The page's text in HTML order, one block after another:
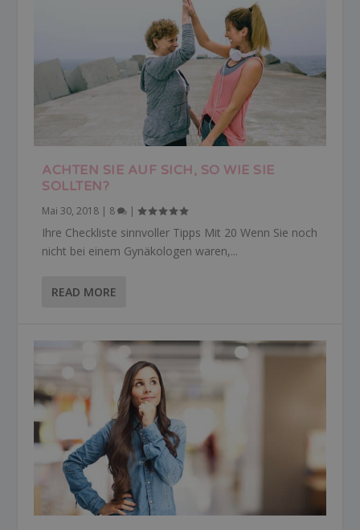
ACHTEN SIE AUF SICH, SO WIE SIE
SOLLTEN?
Mai 30, 2018 | 8 |
Ihre Checkliste sinnvoller Tipps Mit 20 Wenn Sie noch
nicht bei einem Gynäkologen waren,...
READ MORE